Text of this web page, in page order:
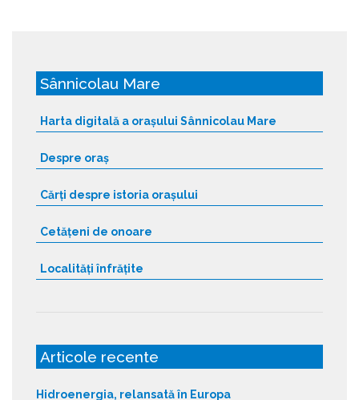
Sânnicolau Mare
Harta digitală a orașului Sânnicolau Mare
Despre oraș
Cărți despre istoria orașului
Cetățeni de onoare
Localități înfrățite
Articole recente
Hidroenergia, relansată în Europa